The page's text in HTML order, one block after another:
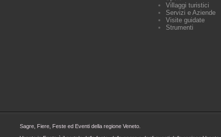
Villaggi turistici
Servizi e Aziende
Visite guidate
Strumenti
Sagre, Fiere, Feste ed Eventi della regione Veneto.